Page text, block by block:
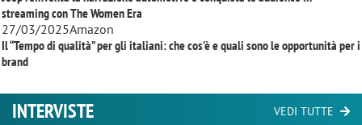
streaming conThe Women Era
27/03/2025Amazon
Il “Tempo di qualità” per gli italiani: che cos’è e quali sono le opportunità per i
brand
INTERVISTE VEDI TUTTE